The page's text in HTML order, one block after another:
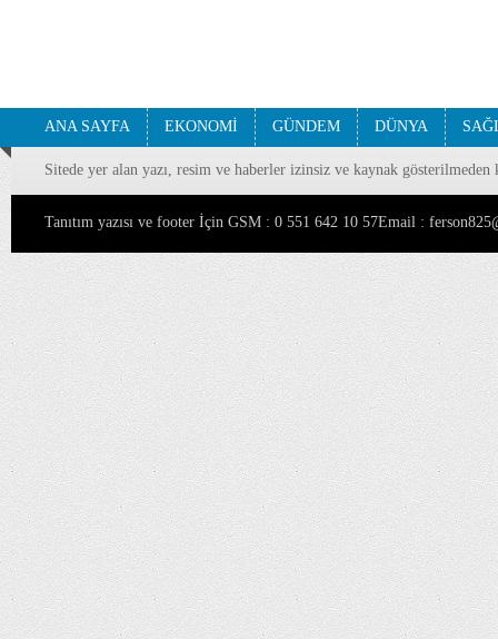
ANA SAYFA EKONOMİ GÜNDEM DÜNYA
Sitede yer alan yazı, resim ve haberler izinsiz ve kaynak gösterilmeden
Tanıtım yazısı ve footer İçin GSM : 0 551 642 10 57Email :